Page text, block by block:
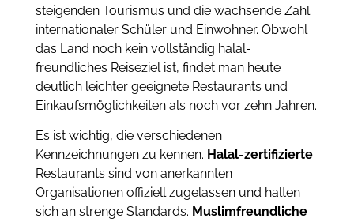
steigenden Tourismus und die wachsende Zahl
internationaler Schüler und Einwohner. Obwohl
das Land noch kein vollständig halal-
freundliches Reiseziel ist, findet man heute
deutlich leichter geeignete Restaurants und
Einkaufsmöglichkeiten als noch vor zehn Jahren.
Es ist wichtig, die verschiedenen
Kennzeichnungen zu kennen. Halal-zertifizierte
Restaurants sind von anerkannten
Organisationen offiziell zugelassen und halten
sich an strenge Standards. Muslimfreundliche